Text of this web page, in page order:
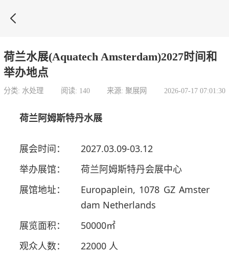

荷兰水展(Aquatech Amsterdam)2027时间和
举办地点
分类: 水处理 阅读: 140 来源: 聚展网 2026-07-17 07:01:30
荷兰阿姆斯特丹水展
展会时间：
2027.03.09-03.12
举办展馆：
荷兰阿姆斯特丹会展中心
展馆地址：
Europaplein, 1078 GZ Amster
dam Netherlands
展览面积：
50000㎡
观众人数：
22000 人